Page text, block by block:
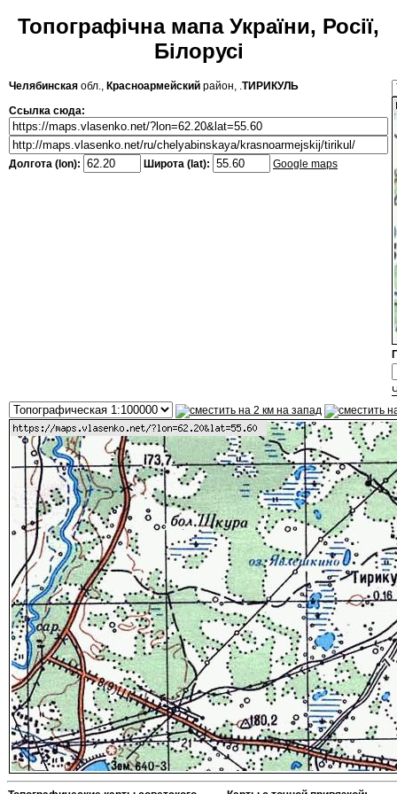
Топографічна мапа України, Росії,
Білорусі
Челябинская обл., Красноармейский район, .ТИРИКУЛЬ
Ссылка сюда:
Долгота (lon): Широта (lat): Google maps